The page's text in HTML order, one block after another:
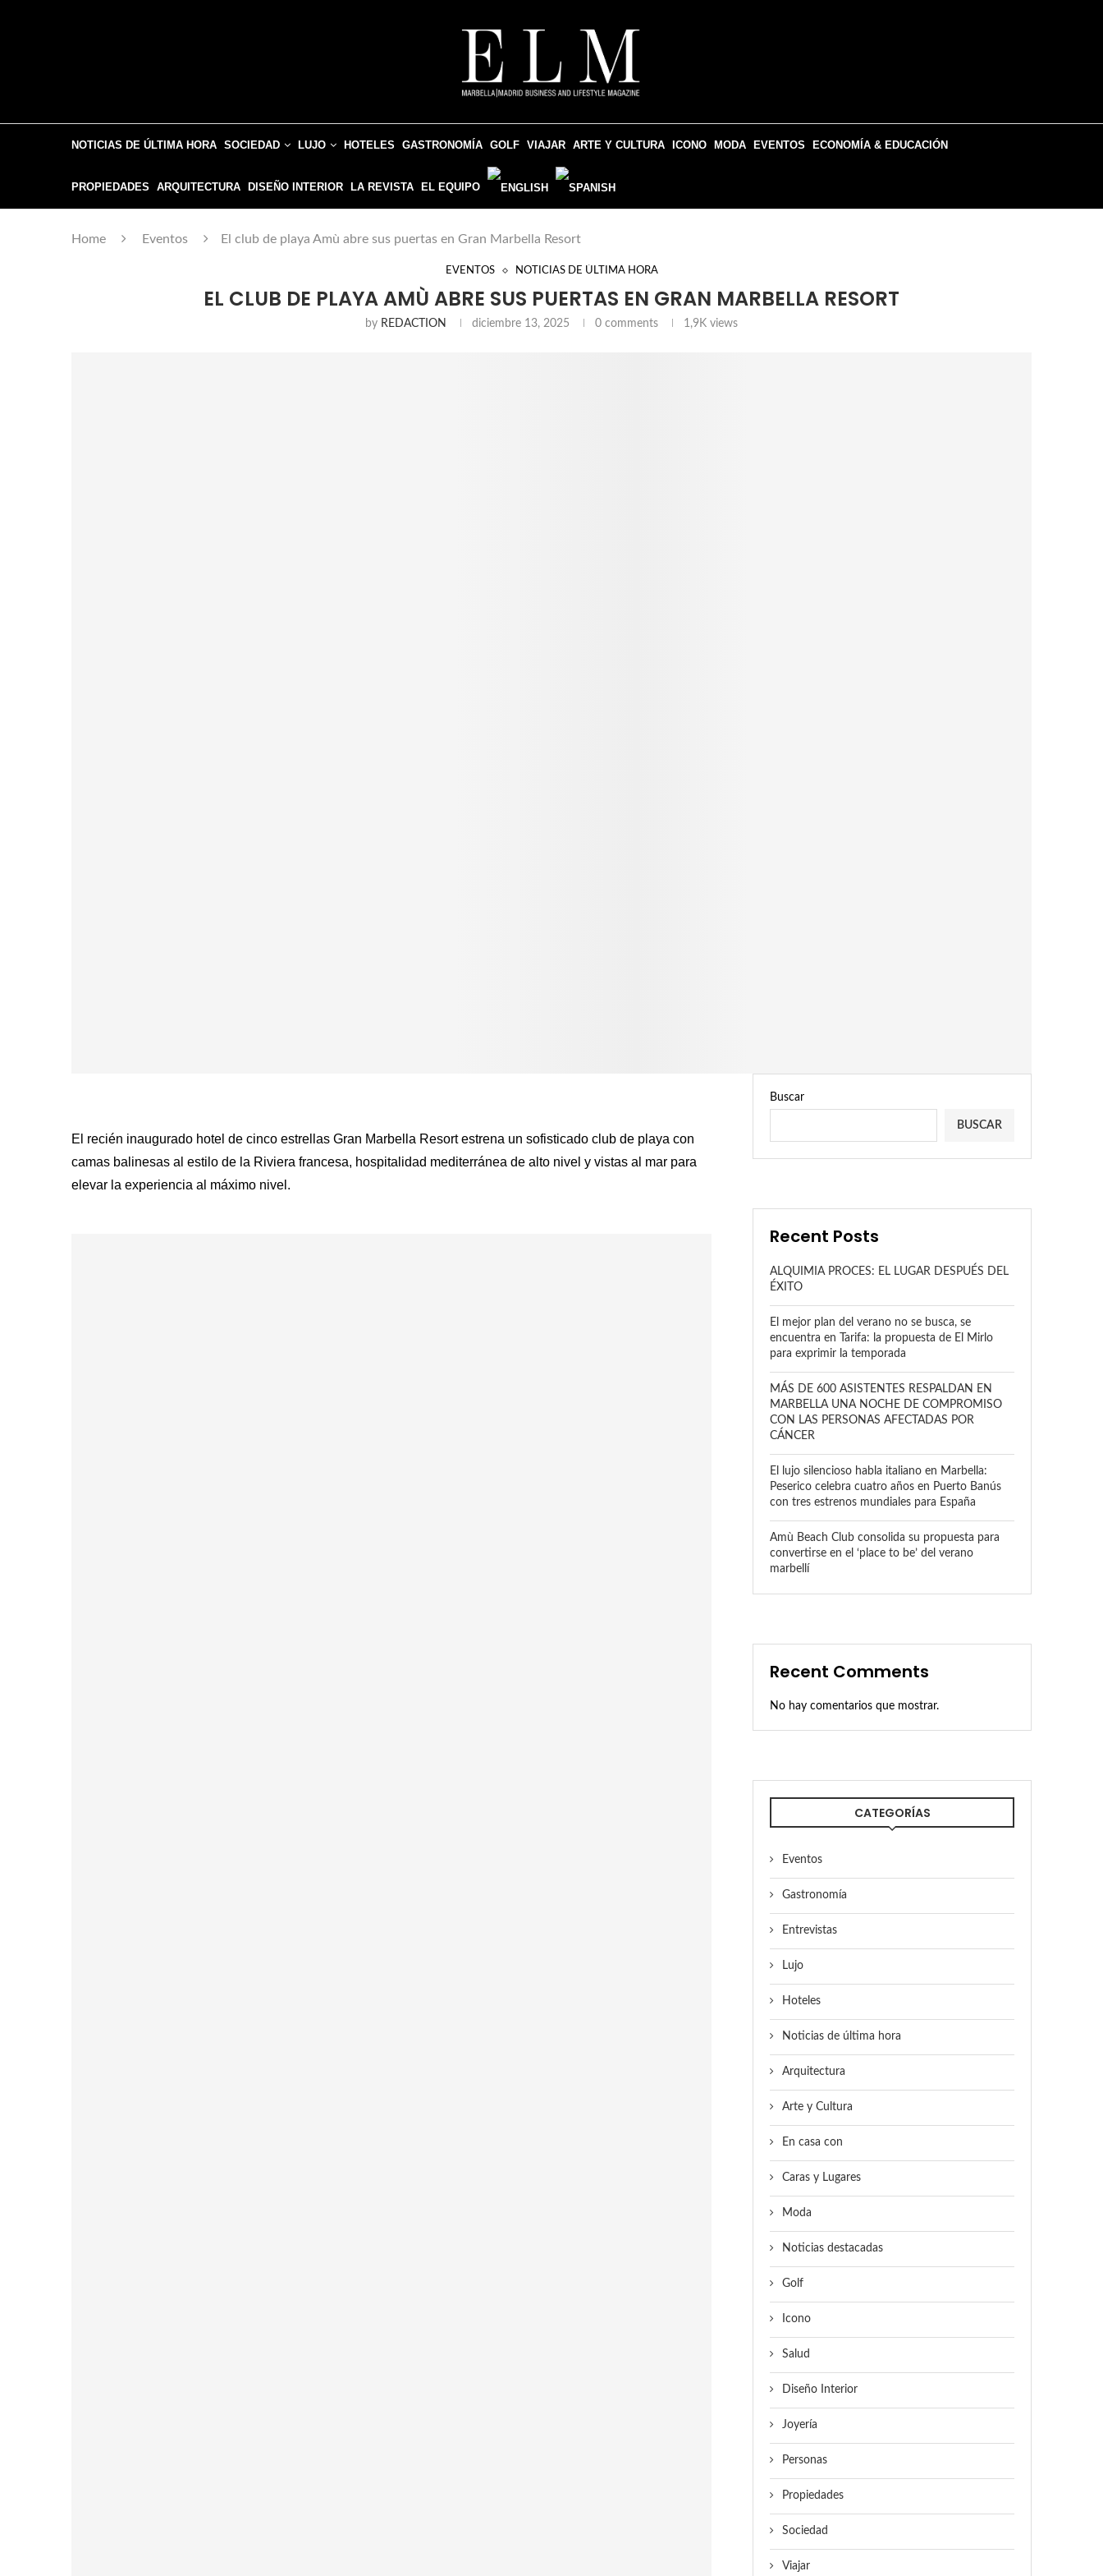
NOTICIAS DE ÚLTIMA HORA SOCIEDAD LUJO HOTELES GASTRONOMÍA GOLF VIAJAR ARTE Y CULTURA ICONO MODA EVENTOS ECONOMÍA & EDUCACIÓN
PROPIEDADES ARQUITECTURA DISEÑO INTERIOR LA REVISTA EL EQUIPO
Home Eventos El club de playa Amù abre sus puertas en Gran Marbella Resort
EVENTOS NOTICIAS DE ÚLTIMA HORA
EL CLUB DE PLAYA AMÙ ABRE SUS PUERTAS EN GRAN MARBELLA RESORT
by REDACTION diciembre 13, 2025 0 comments 1,9K views
El recién inaugurado hotel de cinco estrellas Gran Marbella Resort estrena un sofisticado club de playa con
camas balinesas al estilo de la Riviera francesa, hospitalidad mediterránea de alto nivel y vistas al mar para
elevar la experiencia al máximo nivel.
Buscar
BUSCAR
Recent Posts
ALQUIMIA PROCES: EL LUGAR DESPUÉS DEL
ÉXITO
El mejor plan del verano no se busca, se
encuentra en Tarifa: la propuesta de El Mirlo
para exprimir la temporada
MÁS DE 600 ASISTENTES RESPALDAN EN
MARBELLA UNA NOCHE DE COMPROMISO
CON LAS PERSONAS AFECTADAS POR
CÁNCER
El lujo silencioso habla italiano en Marbella:
Peserico celebra cuatro años en Puerto Banús
con tres estrenos mundiales para España
Amù Beach Club consolida su propuesta para
convertirse en el ‘place to be’ del verano
marbellí
Recent Comments
No hay comentarios que mostrar.
CATEGORÍAS
Eventos
Gastronomía
Entrevistas
Lujo
Hoteles
Noticias de última hora
Arquitectura
Arte y Cultura
En casa con
Caras y Lugares
Moda
Noticias destacadas
Golf
Icono
Salud
Diseño Interior
Joyería
Personas
Propiedades
Sociedad
Viajar